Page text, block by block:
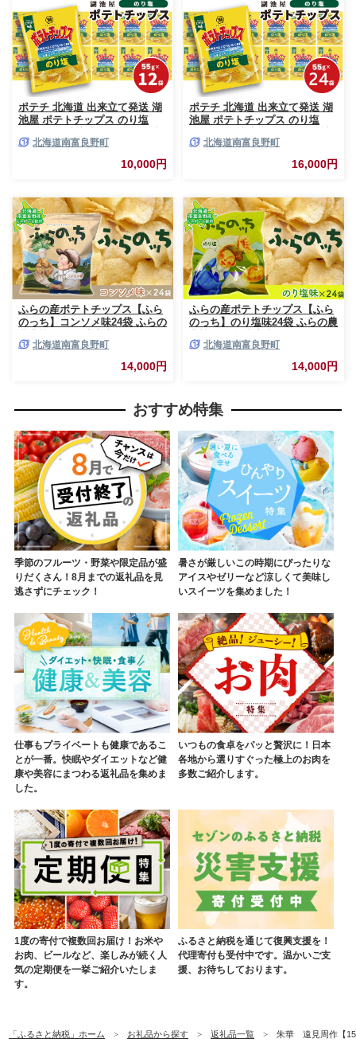
グ あとからカタログポイント
あとからカタログギフト ふるさ
と納税 ）
ポテチ 北海道 出来立て発送 湖
池屋 ポテトチップス のり塩
じゃがいも スナック スナック
菓子 ポテトチップ チップス ポ
テト 芋 菓子 お菓子 おやつ 大
ヤ 富良野
北海道南富良野町
10,000円
ポテチ 北海道 出来立て発送 湖
池屋 ポテトチップス のり塩
じゃがいも スナック スナック
菓子 ポテトチップ チップス ポ
テト 芋 菓子 お菓子 おやつ 大
ヤ 富良野
北海道南富良野町
16,000円
ふらの産ポテトチップス【ふら
のっち】コンソメ味24袋 ふらの
ガイモ コンソメ 芋 菓子 スナッ
ク じゃがいも お菓子 ポテチ 1
北海道南富良野町
14,000円
ふらの産ポテトチップス【ふら
のっち】のり塩味24袋 ふらの農
イモ のり塩 芋 菓子 スナック
じゃがいも お菓子 ポテチ 1箱
北海道南富良野町
14,000円
おすすめ特集
季節のフルーツ・野菜や限定品が盛
りだくさん！8月までの返礼品を見
逃さずにチェック！
暑さが厳しいこの時期にぴったりな
アイスやゼリーなど涼しくて美味し
いスイーツを集めました！
仕事もプライベートも健康であるこ
とが一番。快眠やダイエットなど健
康や美容にまつわる返礼品を集めま
した。
いつもの食卓をパッと贅沢に！日本
各地から選りすぐった極上のお肉を
多数ご紹介します。
1度の寄付で複数回お届け！お米や
お肉、ビールなど、楽しみが続く人
気の定期便を一挙ご紹介いたしま
す。
ふるさと納税を通じて復興支援を！
代理寄付も受付中です。温かいご支
援、お待ちしております。
「ふるさと納税」ホーム お礼品から探す 返礼品一覧 朱華 遠見周作【